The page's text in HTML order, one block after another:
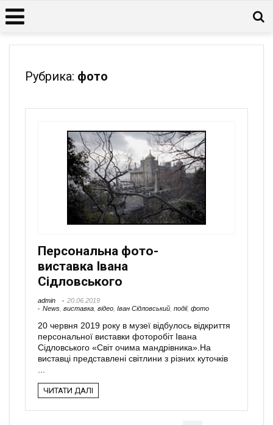
Рубрика: фото
Персональна фото-
виставка Івана
Сідловського
admin
20.06.2019
News виставка відео Іван Сідловський події, фото
20 червня 2019 року в музеї відбулось відкриття
персональної виставки фоторобіт Івана
Сідловського «Світ очима мандрівника».На
виставці представлені світлини з різних куточків
ЧИТАТИ ДАЛІ